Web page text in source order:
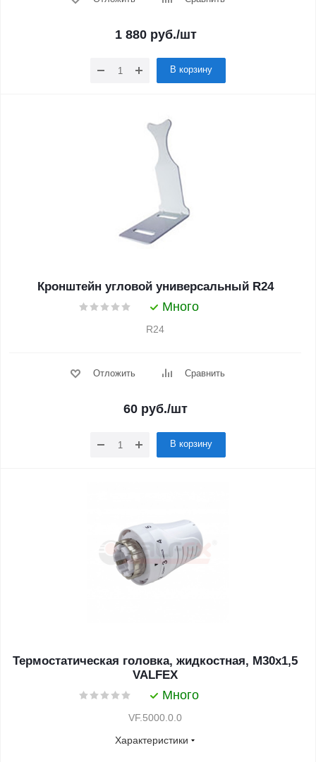
1 880руб./шт
В корзину
Кронштейн угловой универсальный R24
Много
R24
Отложить Сравнить
60 руб./шт
В корзину
Термостатическая головка, жидкостная, М30х1,5
VALFEX
Много
VF.5000.0.0
Характеристики